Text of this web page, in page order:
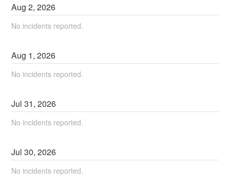
Aug2,2026
No incidents reported.
Aug 1,2026
No incidents reported.
Jul31,2026
No incidents reported.
Jul30,2026
No incidents reported.